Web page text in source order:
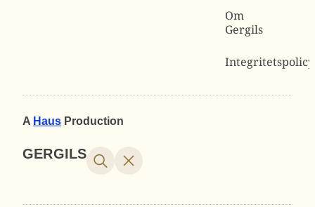
Om
Gergils
Integritetspolicy
A Haus Production
GERGILS